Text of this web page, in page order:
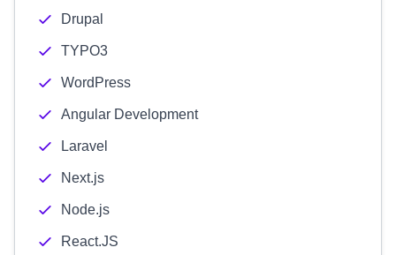
Drupal
TYPO3
WordPress
Angular Development
Laravel
Next.js
Node.js
React.JS